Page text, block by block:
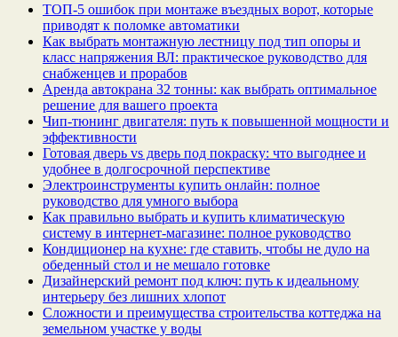
ТОП-5 ошибок при монтаже въездных ворот, которые
приводят к поломке автоматики
Как выбрать монтажную лестницу под тип опоры и
класс напряжения ВЛ: практическое руководство для
снабженцев и прорабов
Аренда автокрана 32 тонны: как выбрать оптимальное
решение для вашего проекта
Чип‑тюнинг двигателя: путь к повышенной мощности и
эффективности
Готовая дверь vs дверь под покраску: что выгоднее и
удобнее в долгосрочной перспективе
Электроинструменты купить онлайн: полное
руководство для умного выбора
Как правильно выбрать и купить климатическую
систему в интернет‑магазине: полное руководство
Кондиционер на кухне: где ставить, чтобы не дуло на
обеденный стол и не мешало готовке
Дизайнерский ремонт под ключ: путь к идеальному
интерьеру без лишних хлопот
Сложности и преимущества строительства коттеджа на
земельном участке у воды